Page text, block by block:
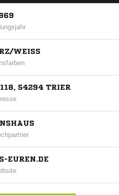
WEISS
54294 TRIER
EUREN.DE